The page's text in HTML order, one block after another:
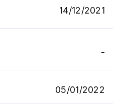
14/12/2021
-
05/01/2022